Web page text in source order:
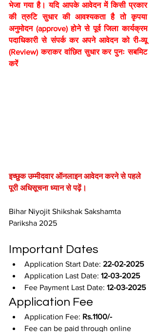
भेजा गया है। यदि आपके आवेदन में किसी प्रकार
की त्रुटि सुधार की आवश्यकता है तो कृपया
अनुमोदन (approve) होने से पूर्व जिला कार्यक्रम
पदाधिकारी से संपर्क कर अपने आवेदन को री-व्यू
(Review) कराकर वांछित सुधार कर पुनः सबमिट
करें
इच्छुक उम्मीदवार ऑनलाइन आवेदन करने से पहले
पूरी अधिसूचना ध्यान से पढ़ें।
Bihar Niyojit Shikshak Sakshamta
Pariksha 2025
Important Dates
Application Start Date: 22-02-2025
Application Last Date: 12-03-2025
Fee Payment Last Date: 12-03-2025
Application Fee
Application Fee: Rs.1100/-
Fee can be paid through online